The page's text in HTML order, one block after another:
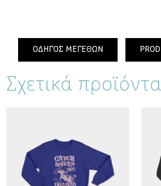
ΟΔΗΓΟΣ ΜΕΓΕΘΩΝ
Σχετικά προϊόντα